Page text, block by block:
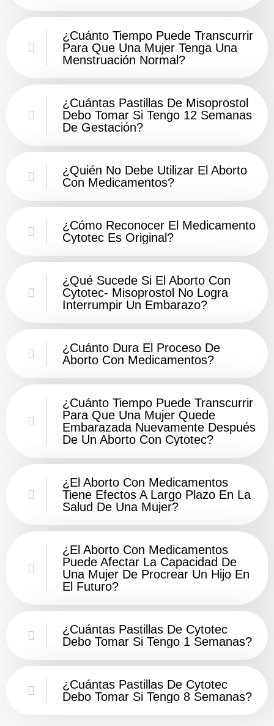
¿Cuánto Tiempo Puede Transcurrir
Para Que Una Mujer Tenga Una
Menstruación Normal?
¿Cuántas Pastillas De Misoprostol
Debo Tomar Si Tengo 12 Semanas
De Gestación?
¿Quién No Debe Utilizar El Aborto
Con Medicamentos?
¿Cómo Reconocer El Medicamento
Cytotec Es Original?
¿Qué Sucede Si El Aborto Con
Cytotec- Misoprostol No Logra
Interrumpir Un Embarazo?
¿Cuánto Dura El Proceso De
Aborto Con Medicamentos?
¿Cuánto Tiempo Puede Transcurrir
Para Que Una Mujer Quede
Embarazada Nuevamente Después
De Un Aborto Con Cytotec?
¿El Aborto Con Medicamentos
Tiene Efectos A Largo Plazo En La
Salud De Una Mujer?
¿El Aborto Con Medicamentos
Puede Afectar La Capacidad De
Una Mujer De Procrear Un Hijo En
El Futuro?
¿Cuántas Pastillas De Cytotec
Debo Tomar Si Tengo 1 Semanas?
¿Cuántas Pastillas De Cytotec
Debo Tomar Si Tengo 8 Semanas?